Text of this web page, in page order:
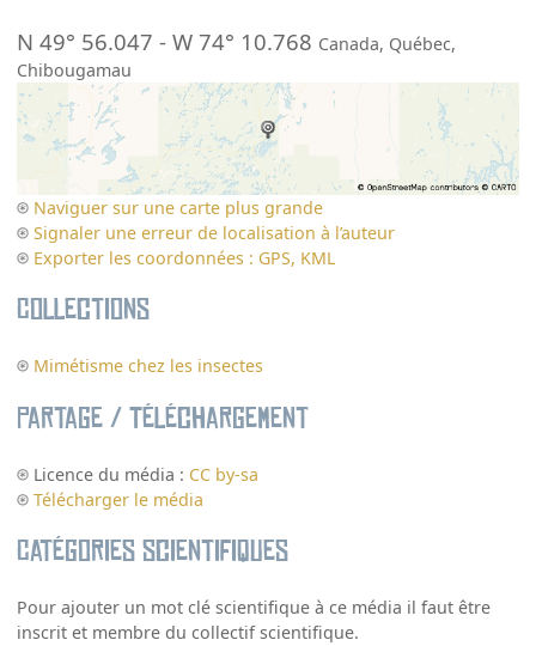
N 49° 56.047 -W 74° 10.768 Canada, Québec,
Chibougamau
Naviguer sur une carte plus grande
Signaler une erreur de localisation à l’auteur
Exporter les coordonnées : GPS, KML
Collections
Mimétisme chez les insectes
Partage / Téléchargement
Licence du média : CC by-sa
Télécharger le média
Catégories scientifiques
Pour ajouter un mot clé scientifique à ce média il faut être
inscrit et membre du collectif scientifique.